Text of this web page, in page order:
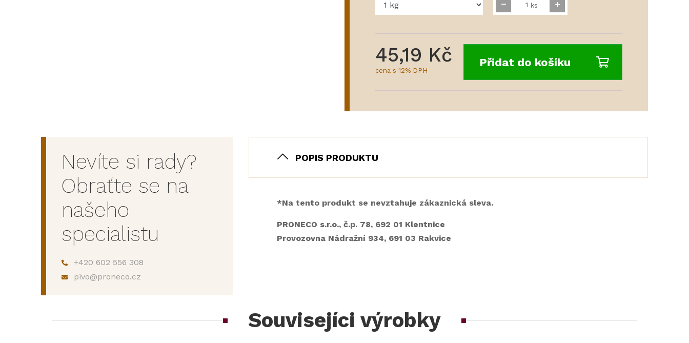
ks
45,19 Kč
cena s 12% DPH
Přidat do košíku
Nevíte si rady?
Obraťte se na
našeho
specialistu
+420 602 556 308
pivo@proneco.cz
POPIS PRODUKTU
*Na tento produkt se nevztahuje zákaznická sleva.
PRONECO s.r.o., č.p. 78, 692 01 Klentnice
Provozovna Nádražní 934, 691 03 Rakvice
Souvisejíci výrobky